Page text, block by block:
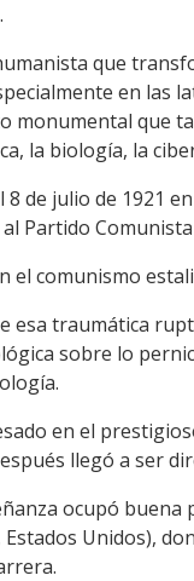
que
en las
monumental que
la biología, la
8 de julio de 1921
Partido
el comunismo
esa traumática
sobre lo
en el
llegó a ser
ocupó buena
Unidos),